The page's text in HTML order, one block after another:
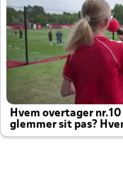
Hvem overtager
glemmer sit pas?
altid til efter kampe?